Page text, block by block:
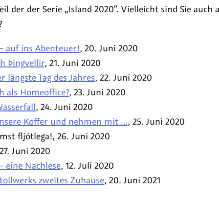
Serie
der der Serie Island 2020 . Vielleicht sind Sie auch
auf ins Abenteuer!, am
20. Juni 2020
Þingvellir, am
21. Juni 2020
längste Tag des Jahres, am
22. Juni 2020
als Homeoffice?, am
23. Juni 2020
, am
24. Juni 2020
Koffer und nehmen mit …, am
25. Juni 2020
fljótlega!, am
26. Juni 2020
am
27. Juni 2020
eine Nachlese, am
12. Juli 2020
zweites Zuhause, am
20. Juni 2021